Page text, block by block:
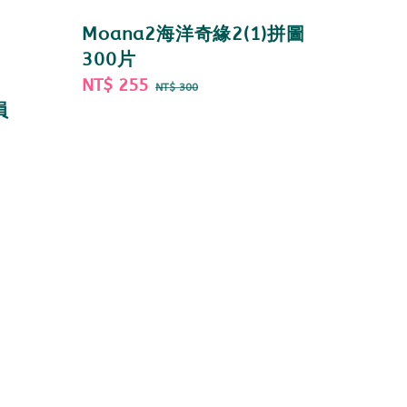
Moana2海洋奇緣2(1)拼圖
300片
Sale
NT$ 255 Regular
NT$ 300